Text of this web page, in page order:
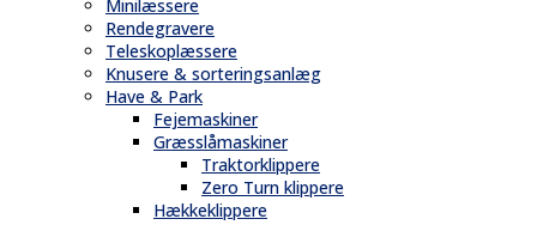
Minilæssere
Rendegravere
Teleskoplæssere
Knusere & sorteringsanlæg
Have & Park
Fejemaskiner
Græsslåmaskiner
Traktorklippere
Zero Turn klippere
Hækkeklippere